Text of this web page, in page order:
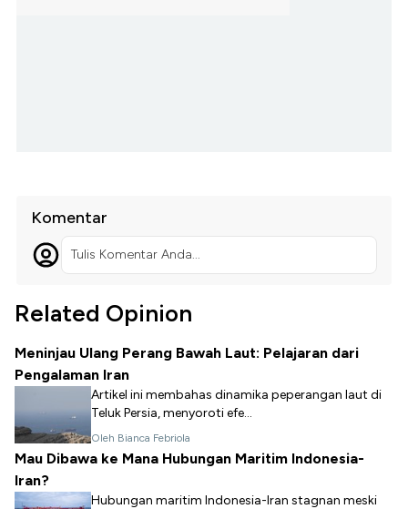
Komentar
Tulis Komentar Anda...
Related Opinion
Meninjau Ulang Perang Bawah Laut: Pelajaran dari
Pengalaman Iran
Artikel ini membahas dinamika peperangan laut di
Teluk Persia, menyoroti efe...
Oleh Bianca Febriola
Mau Dibawa ke Mana Hubungan Maritim Indonesia-
Iran?
Hubungan maritim Indonesia-Iran stagnan meski